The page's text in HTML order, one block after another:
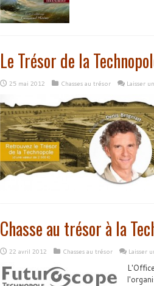
Le Trésor de la
25 mai 2012 Chasses au trésor Laisser
Chasse au trésor à la
22 avril 2012 Chasses au trésor Laisser